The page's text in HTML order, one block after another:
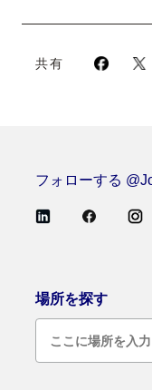
共有
フォローする
場所を探す